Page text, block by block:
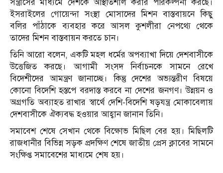
সন্ত্রাসের মাধ্যমে দেশকে অস্থিতিশীল করার পরিকল্পনা করছে।
ইসরাইলের গোয়েন্দা সংস্থা মোসাদের মিশন বাস্তবায়নে কিছু
বলির পাঁঠাকে ব্যবহার করে আসল কুশলীরা নেপথ্যে থেকে
তাদের মিশন বাস্তবায়ন করতে চান।
তিনি আরো বলেন, একটি মহল ধর্মের অপব্যাখা দিয়ে দেশবাসীকে
উত্তেজিত করছে। আগামী সংসদ নির্বাচনকে সামনে রেখে
বিদেশীদের আমন্ত্রণ জানাচ্ছে। কিন্তু দেশের অভ্যন্তরীণ বিষয়ে
কোনো বিদেশি হস্তপে বরদাস্ত করবে না দেশের জনগণ। উন্নয়ন ও
অগ্রগতি অব্যাহত রাখার স্বার্থে দেশি-বিদেশি ষড়যন্ত্র মোকাবেলায়
দেশবাসীকে ঐক্যবদ্ধ হওয়ার আহ্বান জানান তিনি।
সমাবেশ শেষে সেখান থেকে বিক্ষোভ মিছিল বের হয়। মিছিলটি
রাজধানীর বিভিন্ন সড়ক প্রদক্ষিণ শেষে জাতীয় প্রেস ক্লাবের সামনে
সংক্ষিপ্ত সমাবেশের মাধ্যমে শেষ হয়।